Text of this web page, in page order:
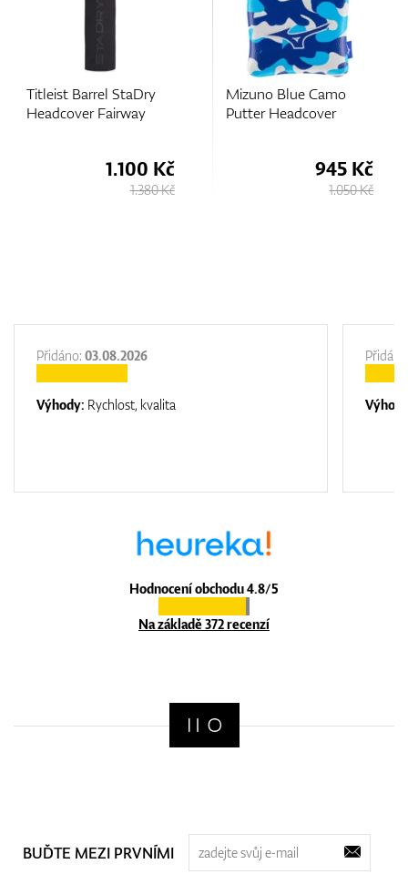
Titleist Barrel StaDry
Headcover Fairway
1.100 Kč
1.380 Kč
Mizuno Blue Camo
Putter Headcover
945 Kč
1.050 Kč
Hodnocení obchodu 4.8/5
Na základě 372 recenzí
Přidáno: 03.08.2026
Výhody: Rychlost, kvalita
BUĎTE MEZI PRVNÍMI